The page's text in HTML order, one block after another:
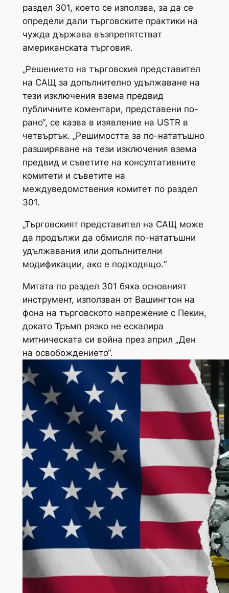
раздел 301, което се използва, за да се
определи дали търговските практики на
чужда държава възпрепятстват
американската търговия.
„Решението на търговския представител
на САЩ за допълнително удължаване на
тези изключения взема предвид
публичните коментари, представени по-
рано“, се казва в изявление на USTR в
четвъртък. „Решимостта за по-нататъшно
разширяване на тези изключения взема
предвид и съветите на консултативните
комитети и съветите на
междуведомствения комитет по раздел
301.
„Търговският представител на САЩ може
да продължи да обмисля по-нататъшни
удължавания или допълнителни
модификации, ако е подходящо.“
Митата по раздел 301 бяха основният
инструмент, използван от Вашингтон на
фона на търговското напрежение с Пекин,
докато Тръмп рязко не ескалира
митническата си война през април „Ден
на освобождението“.